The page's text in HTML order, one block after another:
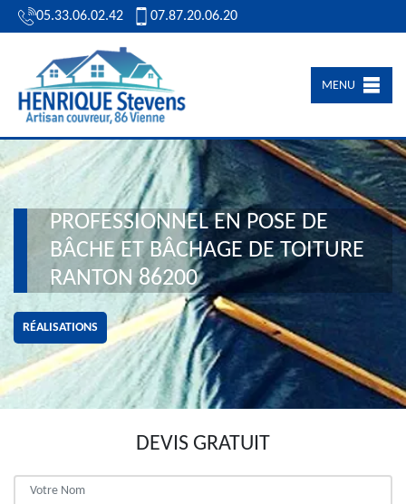
05.33.06.02.42 07.87.20.06.20
MENU
PROFESSIONNEL EN POSE DE
BÂCHE ET BÂCHAGE DE TOITURE
RANTON 86200
RÉALISATIONS
DEVIS GRATUIT